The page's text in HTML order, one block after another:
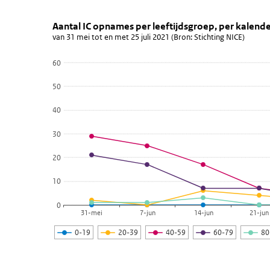
aantal ic's
Sla de grafiek 'Aantal IC opnames per leeftijdsgroep,
Aantal IC opnames per
van 31 mei tot en met 25 juli 2021 (Bron: Stichting
De grafiek heeft 1 X-as die categories weergeeft.
De grafiek heeft 1 Y-as die values weergeeft.
Aantal IC opnames per leeftijdsgroep, per
van 31 mei tot en met 25 juli 2021 (Bron: Stichting NICE)
0-19 20-39 40-59 60-79
0
10
20
30
40
50
60
31-mei 7-jun 14-jun 21-jun